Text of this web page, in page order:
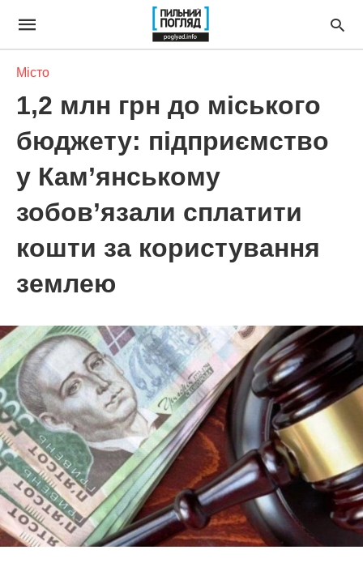
Місто
1,2 млн грн до міського
бюджету: підприємство
у Кам’янському
зобов’язали сплатити
кошти за користування
землею